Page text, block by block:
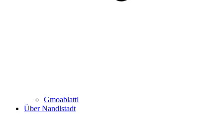
Gmoablattl
Über Nandlstadt